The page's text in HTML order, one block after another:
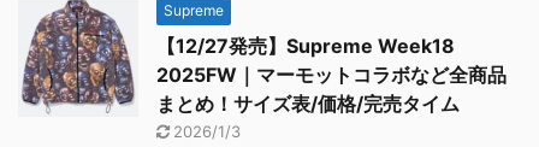
Supreme
【12/27発売】Supreme Week18
2025FW｜マーモットコラボなど全商品
まとめ！サイズ表/価格/完売タイム
2026/1/3